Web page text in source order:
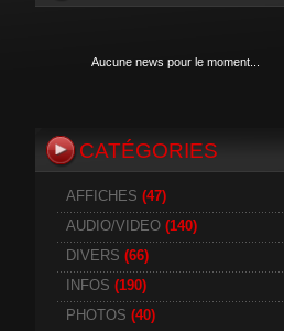
Aucune news pour le moment...
Aucune news pour le moment...
CATÉGORIES
AFFICHES (47)
AUDIO/VIDEO (140)
DIVERS (66)
INFOS (190)
PHOTOS (40)